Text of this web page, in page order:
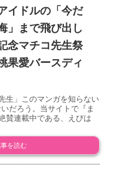
イドルの「今だ
」まで飛び出し
念マチコ先生祭
果愛バースディ
生」このマンガを知らない
だろう。当サイトで『ま
賛連載中である、えびは
を読む